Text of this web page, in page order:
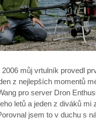
můj vrtulník provedl
z nejlepších momentů
pro server Dron
letů a jeden z diváků mi
jsem to v duchu s